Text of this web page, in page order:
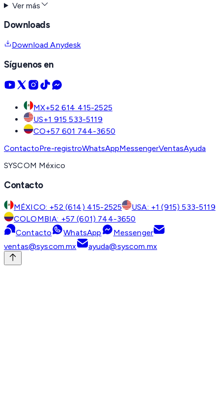
Ver más
Downloads
Download Anydesk
Síguenos en
MX+52 614 415-2525
US+1 915 533-5119
CO+57 601 744-3650
ContactoPre-registroWhatsAppMessengerVentasAyuda
SYSCOM México
Contacto
MÉXICO: +52 (614) 415-2525
USA: +1 (915) 533-5119
COLOMBIA: +57 (601) 744-3650
Contacto
WhatsApp
Messenger
ventas@syscom.mx
ayuda@syscom.mx